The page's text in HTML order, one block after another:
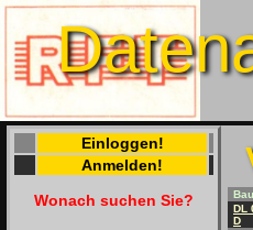
Einloggen!
Anmelden!
Wonach suchen Sie?
DL
D